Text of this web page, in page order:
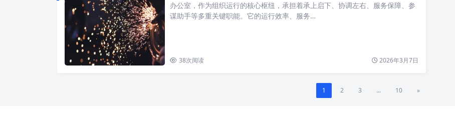
办公室，作为组织运行的核心枢纽，承担着承上启下、协调左右、服务保障、参
谋助手等多重关键职能。它的运行效率、服务…
38次阅读 2026年3月7日
1 2 3 ... 10 »